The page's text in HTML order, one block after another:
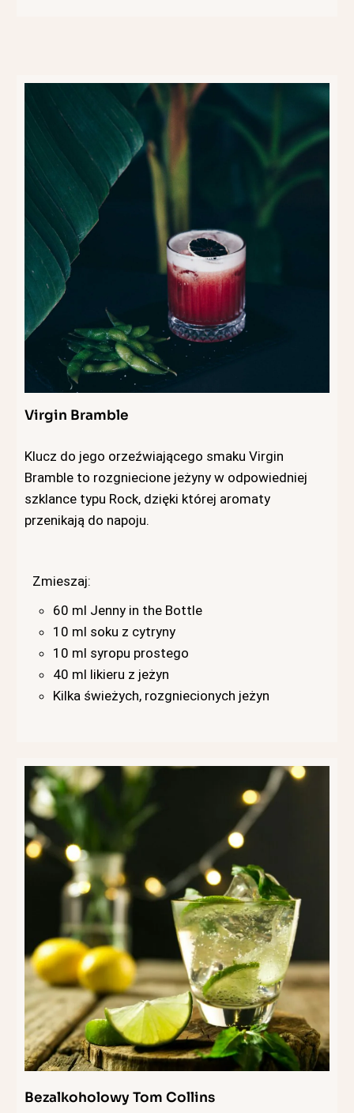
Virgin Bramble
Klucz do jego orzeźwiającego smaku Virgin
Bramble to rozgniecione jeżyny w odpowiedniej
szklance typu Rock, dzięki której aromaty
przenikają do napoju.
Zmieszaj:
60 ml Jenny in the Bottle
10 ml soku z cytryny
10 ml syropu prostego
40 ml likieru z jeżyn
Kilka świeżych, rozgniecionych jeżyn
Bezalkoholowy Tom Collins